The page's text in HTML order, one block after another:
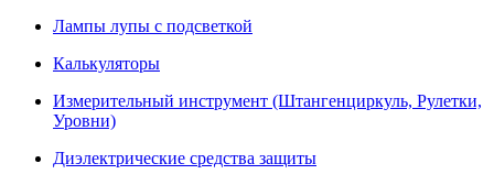
Лампы лупы с подсветкой
Калькуляторы
Измерительный инструмент (Штангенциркуль, Рулетки,
Уровни)
Диэлектрические средства защиты